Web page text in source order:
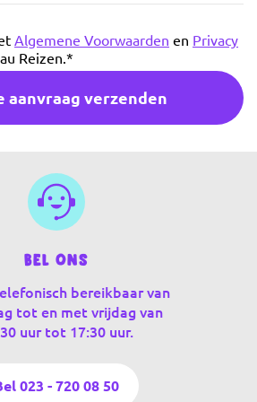
Algemene Voorwaarden en Privacy
Reizen.*
aanvraag verzenden
Bel ons
bereikbaar van
tot en met vrijdag van
uur tot 17:30 uur.
023 - 720 08 50